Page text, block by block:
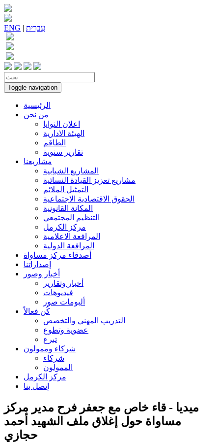
ENG | עִברִית
Toggle navigation
الرئيسية
من نحن
اعلان النوايا
الهيئة الادارية
الطاقم
تقارير سنوية
مشاريعنا
المشاريع الشبابية
مشاريع تعزيز القيادة النسائية
التمثيل الملائم
الحقوق الاقتصادية الاجتماعية
المكانة القانونية
التنظيم المجتمعي
مركز الكرمل
المرافعة الاعلامية
المرافعة الدولية
أصدقاء مركز مساواة
إصداراتنا
أخبار وصور
أخبار وتقارير
فيديوهات
ألبومات صور
كُن فعالاً
التدريب المهني والتخصص
عضوية وتطوع
تبرع
شركاء وممولون
شركاء
الممولون
مركز الكرمل
إتصل بنا
ميديا - قاء خاص مع جعفر فرح مدير مركز
مساواة حول إغلاق ملف الشهيد أحمد
حجازي